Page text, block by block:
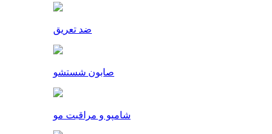
ضد تعریق
صابون شستشو
شامپو و مراقبت مو